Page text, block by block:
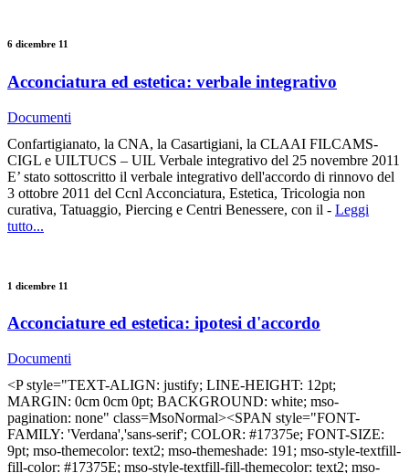
6 dicembre 11
Acconciatura ed estetica: verbale integrativo
Documenti
Confartigianato, la CNA, la Casartigiani, la CLAAI FILCAMS-
CIGL e UILTUCS – UIL Verbale integrativo del 25 novembre 2011
E’ stato sottoscritto il verbale integrativo dell'accordo di rinnovo del
3 ottobre 2011 del Ccnl Acconciatura, Estetica, Tricologia non
curativa, Tatuaggio, Piercing e Centri Benessere, con il - Leggi
tutto...
1 dicembre 11
Acconciature ed estetica: ipotesi d'accordo
Documenti
<P style="TEXT-ALIGN: justify; LINE-HEIGHT: 12pt;
MARGIN: 0cm 0cm 0pt; BACKGROUND: white; mso-
pagination: none" class=MsoNormal><SPAN style="FONT-
FAMILY: 'Verdana','sans-serif'; COLOR: #17375e; FONT-SIZE:
9pt; mso-themecolor: text2; mso-themeshade: 191; mso-style-textfill-
fill-color: #17375E; mso-style-textfill-fill-themecolor: text2; mso-